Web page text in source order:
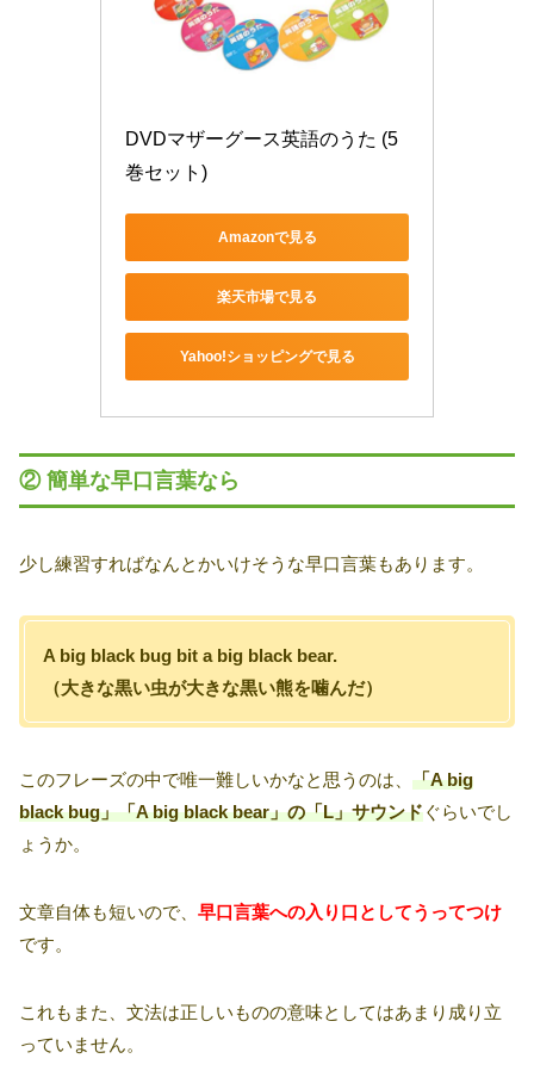
DVDマザーグース英語のうた (5
巻セット)
Amazonで見る
楽天市場で見る
Yahoo!ショッピングで見る
② 簡単な早口言葉なら
少し練習すればなんとかいけそうな早口言葉もあります。
A big black bug bit a big black bear.
（大きな黒い虫が大きな黒い熊を噛んだ）
このフレーズの中で唯一難しいかなと思うのは、 「A big
black bug」「A big black bear」の「L」サウンドぐらいでし
ょうか。
文章自体も短いので、 早口言葉への入り口としてうってつけ
です。
これもまた、文法は正しいものの意味としてはあまり成り立
っていません。